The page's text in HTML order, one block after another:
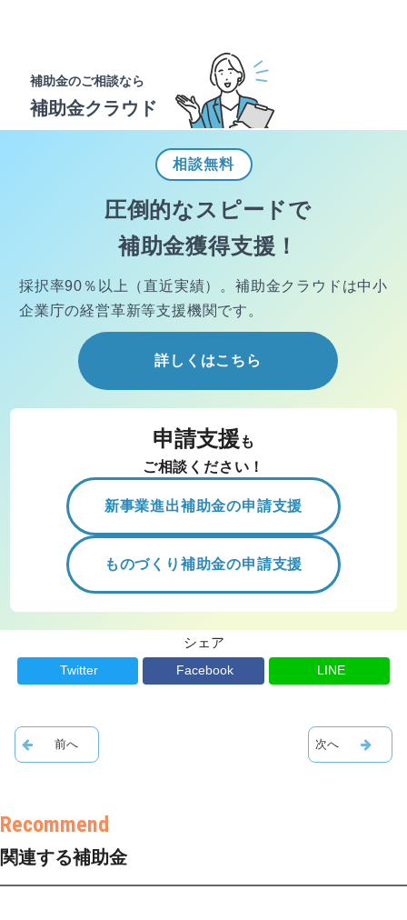
補助金のご相談なら
補助金クラウド
相談無料
圧倒的なスピードで
補助金獲得支援！
採択率90％以上（直近実績）。 補助金クラウドは中小
企業庁の経営革新等支援機関です。
詳しくはこちら
申請支援 も
ご相談ください！
新事業進出補助金の申請支援
ものづくり補助金の申請支援
シェア
Twitter Facebook LINE
関連する補助金